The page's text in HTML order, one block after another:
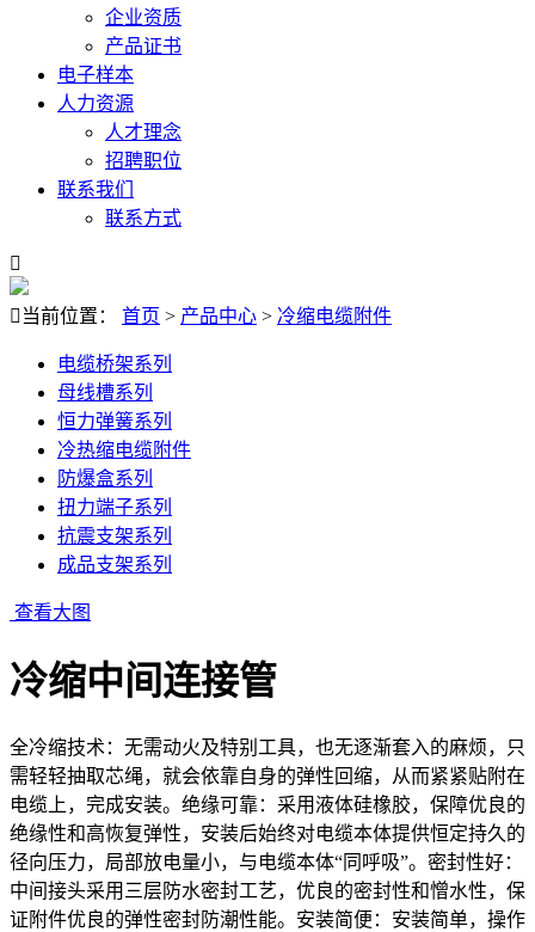
企业资质
产品证书
电子样本
人力资源
人才理念
招聘职位
联系我们
联系方式

 当前位置： 首页 > 产品中心 > 冷缩电缆附件
电缆桥架系列
母线槽系列
恒力弹簧系列
冷热缩电缆附件
防爆盒系列
扭力端子系列
抗震支架系列
成品支架系列
查看大图
冷缩中间连接管
全冷缩技术：无需动火及特别工具，也无逐渐套入的麻烦，只
需轻轻抽取芯绳，就会依靠自身的弹性回缩，从而紧紧贴附在
电缆上，完成安装。绝缘可靠：采用液体硅橡胶，保障优良的
绝缘性和高恢复弹性，安装后始终对电缆本体提供恒定持久的
径向压力，局部放电量小，与电缆本体“同呼吸”。密封性好：
中间接头采用三层防水密封工艺，优良的密封性和憎水性，保
证附件优良的弹性密封防潮性能。安装简便：安装简单，操作